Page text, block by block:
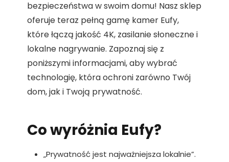
bezpieczeństwa w swoim domu! Nasz sklep
oferuje teraz pełną gamę kamer Eufy,
które łączą jakość 4K, zasilanie słoneczne i
lokalne nagrywanie. Zapoznaj się z
poniższymi informacjami, aby wybrać
technologię, która ochroni zarówno Twój
dom, jak i Twoją prywatność.
Co wyróżnia Eufy?
„Prywatność jest najważniejsza lokalnie”.